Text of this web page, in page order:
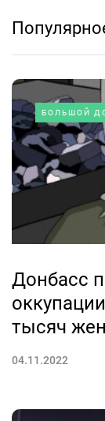
БОЛЬШОЙ
Донбасс
тысяч
04.11.2022